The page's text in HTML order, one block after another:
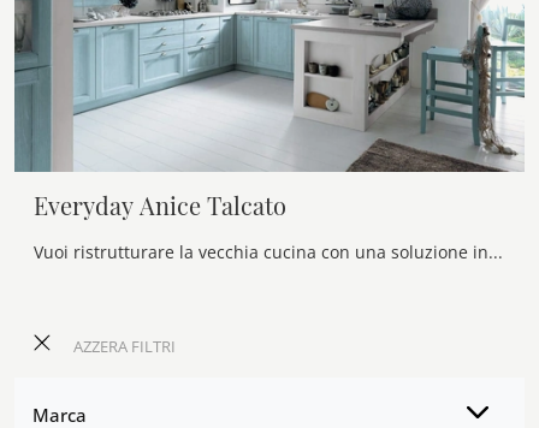
AZZERA FILTRI
Marca
Everyday Anice Talcato
Vuoi ristrutturare la vecchia cucina con una soluzione in muratura? Scopri le Cucine con penisola Callesella: Everyday Anice Talcato ti aspetta!